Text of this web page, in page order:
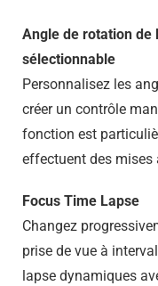
Angle de rotation de
sélectionnable
Personnalisez les
créer un contrôle
fonction est
effectuent des mises
Focus Time Lapse
Changez
prise de vue à
lapse dynamiques